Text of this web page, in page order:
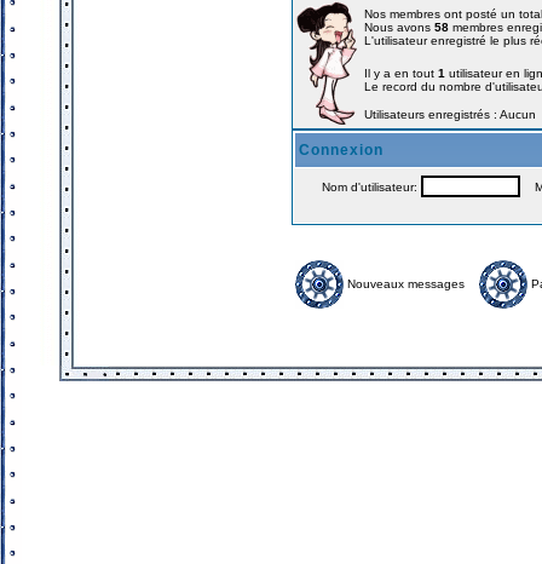
Nos membres ont posté un
Nous avons 58 membres
L'utilisateur enregistré le plus
Il y a en tout 1 utilisateur en
Le record du nombre
Utilisateurs enregistrés : Aucun
Connexion
Nom d'utilisateur:
Nouveaux messages